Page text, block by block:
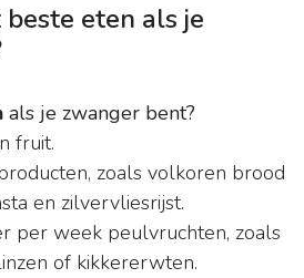
eten als je
als je zwanger bent?
fruit.
zoals volkoren brood
en zilvervliesrijst.
per week peulvruchten, zoals
of kikkererwten.